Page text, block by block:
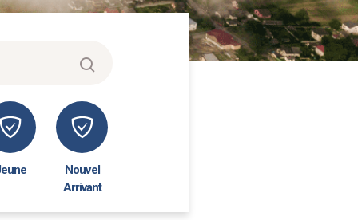
Nouvel
Arrivant